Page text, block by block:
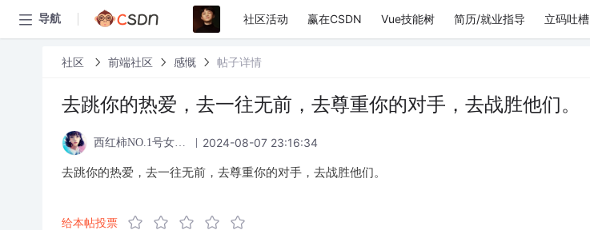
导航 社区活动 赢在CSDN Vue技能树 简历/就业指导 立码吐槽
社区 前端社区 感慨 帖子详情
去跳你的热爱，去一往无前，去尊重你的对手，去战胜他们。
西红柿NO.1号女粉丝 2024-08-07 23:16:34
去跳你的热爱，去一往无前，去尊重你的对手，去战胜他们。
给本帖投票